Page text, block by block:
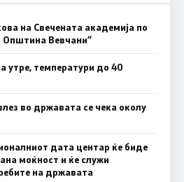
на Свечената академија по
Општина Вевчани“
утре, температури до 40
во државата се чека околу
дата центар ќе биде
моќност и ќе служи
на државата